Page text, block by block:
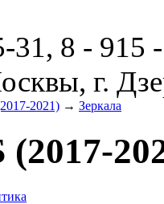
31, 8 - 915
г.
2021) → Зеркала